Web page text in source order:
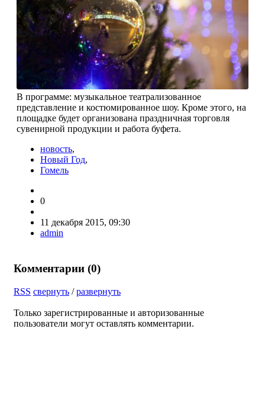
В программе: музыкальное театрализованное
представление и костюмированное шоу. Кроме этого, на
площадке будет организована праздничная торговля
сувенирной продукции и работа буфета.
новость,
Новый Год,
Гомель
0
11 декабря 2015, 09:30
admin
Комментарии (0)
RSS свернуть /развернуть
Только зарегистрированные и авторизованные
пользователи могут оставлять комментарии.